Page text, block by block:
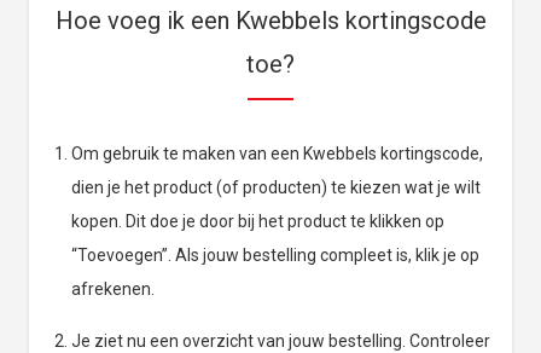
Hoe voeg ik een Kwebbels kortingscode
toe?
Om gebruik te maken van een Kwebbels kortingscode,
dien je het product (of producten) te kiezen wat je wilt
kopen. Dit doe je door bij het product te klikken op
“Toevoegen”. Als jouw bestelling compleet is, klik je op
afrekenen.
Je ziet nu een overzicht van jouw bestelling. Controleer